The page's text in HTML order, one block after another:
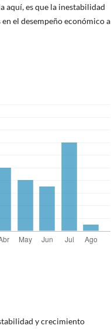
aquí, es que la inestabilidad
el desempeño económico a
y crecimiento